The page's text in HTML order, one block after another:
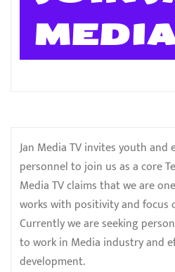
Jan Media TV invites youth and
personnel to join us as a core
Media TV claims that we are
works with positivity and focus
Currently we are seeking
to work in Media industry and
development.